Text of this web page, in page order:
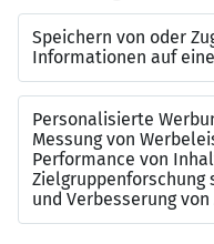
Interessiert?
Der Masterplan für Ihre
Job, der zu Ihnen
klicken!
Kontakt zu uns